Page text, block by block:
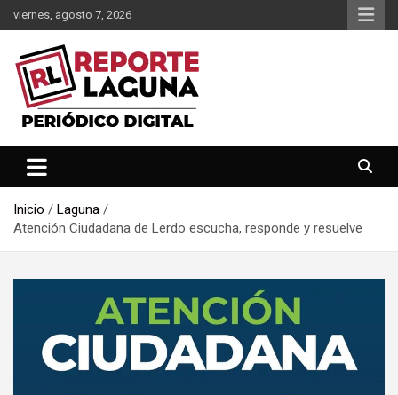
Saltar
al
contenido
viernes, agosto 7, 2026
Reporte Laguna
Inicio
Laguna
Atención Ciudadana de Lerdo escucha, responde y resuelve